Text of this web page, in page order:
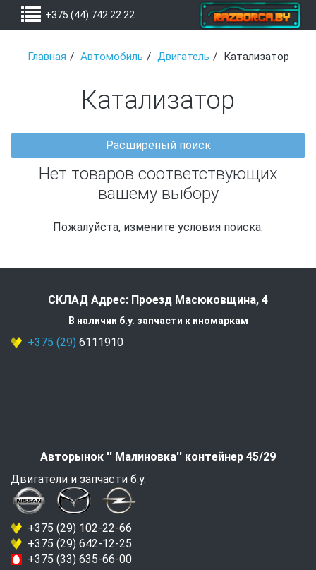
+375 (44) 742 22 22
Главная Автомобиль Двигатель Катализатор
Катализатор
Расширеный поиск
Нет товаров соответствующих
вашему выбору
Пожалуйста, измените условия поиска.
СКЛАД Адрес: Проезд Масюковщина, 4
В наличии б.у. запчасти к иномаркам
+375 (29) 6111910
Авторынок '' Малиновка'' контейнер 45/29
Двигатели и запчасти б.у.
+375 (29) 102-22-66
+375 (29) 642-12-25
+375 (33) 635-66-00